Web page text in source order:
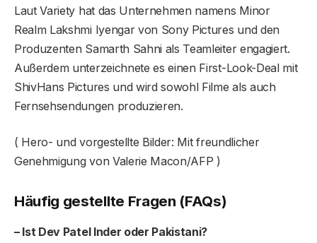
Laut Variety hat das Unternehmen namens Minor
Realm Lakshmi Iyengar von Sony Pictures und den
Produzenten Samarth Sahni als Teamleiter engagiert.
Außerdem unterzeichnete es einen First-Look-Deal mit
ShivHans Pictures und wird sowohl Filme als auch
Fernsehsendungen produzieren.
( Hero- und vorgestellte Bilder: Mit freundlicher
Genehmigung von Valerie Macon/AFP )
Häufig gestellte Fragen (FAQs)
– Ist Dev Patel Inder oder Pakistani?